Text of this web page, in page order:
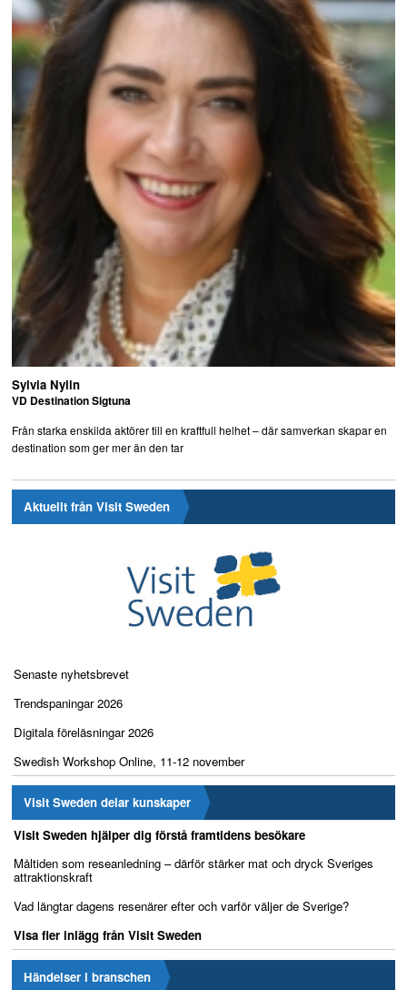
Sylvia Nylin
VD Destination Sigtuna
Från starka enskilda aktörer till en kraftfull helhet – där samverkan skapar en
destination som ger mer än den tar
Aktuellt från Visit Sweden
Senaste nyhetsbrevet
Trendspaningar 2026
Digitala föreläsningar 2026
Swedish Workshop Online, 11-12 november
Visit Sweden delar kunskaper
Visit Sweden hjälper dig förstå framtidens besökare
Måltiden som reseanledning – därför stärker mat och dryck Sveriges
attraktionskraft
Vad längtar dagens resenärer efter och varför väljer de Sverige?
Visa fler inlägg från Visit Sweden
Händelser i branschen